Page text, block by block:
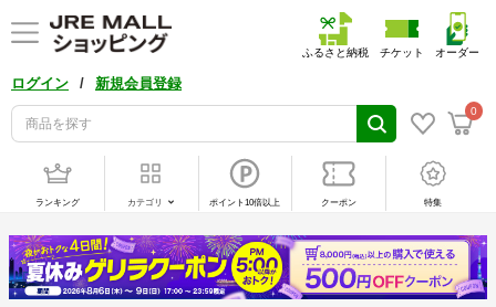
ログイン / 新規会員登録
0
ふるさと納税 チケット オーダー
ランキング カテゴリ ポイント10倍以上 クーポン 特集